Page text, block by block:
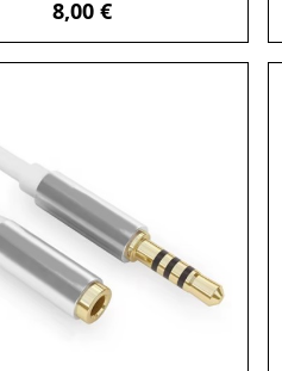
8,00 €